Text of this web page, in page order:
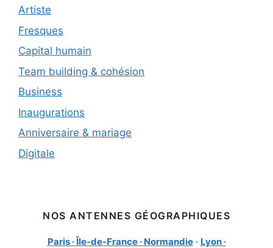
Artiste
Fresques
Capital humain
Team building & cohésion
Business
Inaugurations
Anniversaire & mariage
Digitale
NOS ANTENNES GÉOGRAPHIQUES
Paris · Île-de-France · Normandie· Lyon ·